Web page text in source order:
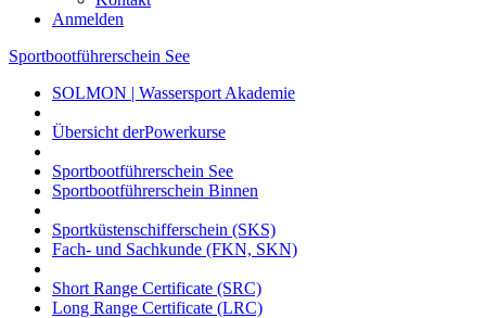
Anmelden
Sportbootführerschein See
SOLMON | Wassersport Akademie
Übersicht derPowerkurse
Sportbootführerschein See
Sportbootführerschein Binnen
Sportküstenschifferschein (SKS)
Fach- und Sachkunde (FKN, SKN)
Short Range Certificate (SRC)
Long Range Certificate (LRC)